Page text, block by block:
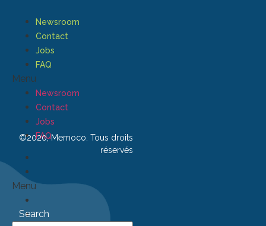
Newsroom
Contact
Jobs
FAQ
Menu
Newsroom
Contact
Jobs
FAQ
©2020, Memoco. Tous droits
réservés
Menu
Search